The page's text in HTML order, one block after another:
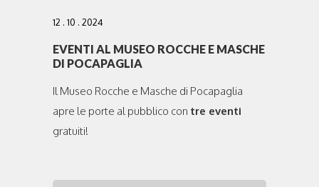
12 . 10 . 2024
EVENTI AL MUSEO ROCCHE E MASCHE
DI POCAPAGLIA
Il Museo Rocche e Masche di Pocapaglia
apre le porte al pubblico con tre eventi
gratuiti!